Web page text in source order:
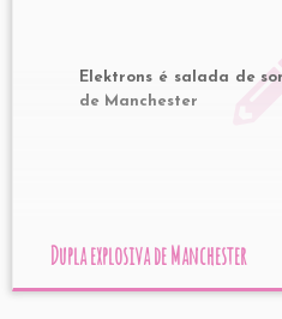
Elektrons é salada de
de Manchester
Dupla explosiva de Manchester